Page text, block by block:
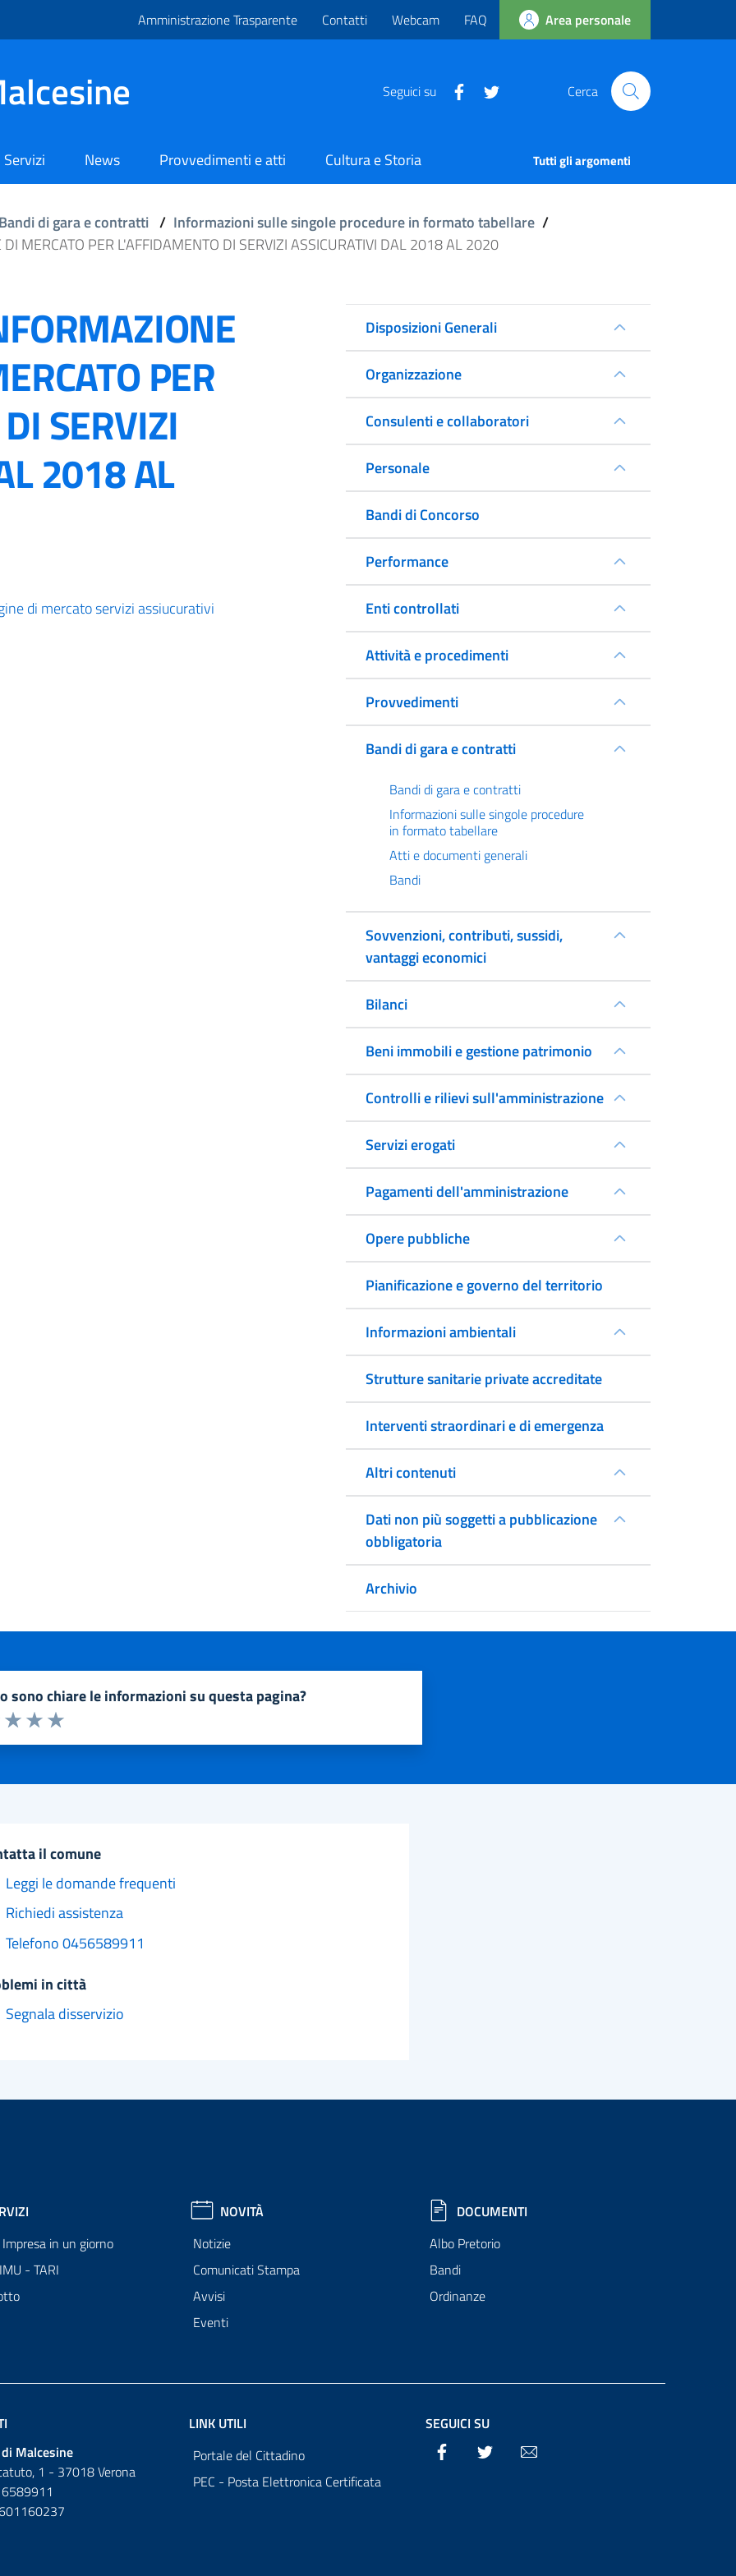
Amministrazione Trasparente Contatti Webcam FAQ Area personale
Seguici su Cerca
Servizi News Provvedimenti e atti Cultura e Storia Tutti gli argomenti
Bandi di gara e contratti / Informazioni sulle singole procedure in formato tabellare /
MERCATO PER L'AFFIDAMENTO DI SERVIZI ASSICURATIVI DAL 2018 AL 2020
PER
SERVIZI
2018 AL
di mercato servizi assiucurativi
Disposizioni Generali
Organizzazione
Consulenti e collaboratori
Personale
Bandi di Concorso
Performance
Enti controllati
Attività e procedimenti
Provvedimenti
Bandi di gara e contratti
Bandi di gara e contratti
Informazioni sulle singole procedure
in formato tabellare
Atti e documenti generali
Bandi
Sovvenzioni, contributi, sussidi,
vantaggi economici
Bilanci
Beni immobili e gestione patrimonio
Controlli e rilievi sull'amministrazione
Servizi erogati
Pagamenti dell'amministrazione
Opere pubbliche
Pianificazione e governo del territorio
Informazioni ambientali
Strutture sanitarie private accreditate
Interventi straordinari e di emergenza
Altri contenuti
Dati non più soggetti a pubblicazione
obbligatoria
Archivio
sono chiare le informazioni su questa pagina?
1 a 5 stelle la pagina
Valuta 5 stelle su 5
Valuta 4 stelle su 5
Valuta 3 stelle su 5
2 stelle su 5
stelle su 5
il comune
Leggi le domande frequenti
Richiedi assistenza
Telefono 0456589911
in città
Segnala disservizio
in un giorno
- TARI
NOVITÀ
Notizie
Comunicati Stampa
Avvisi
Eventi
DOCUMENTI
Albo Pretorio
Bandi
Ordinanze
Malcesine
1 - 37018 Verona
LINK UTILI
Portale del Cittadino
PEC - Posta Elettronica Certificata
SEGUICI SU
Facebook Twitter